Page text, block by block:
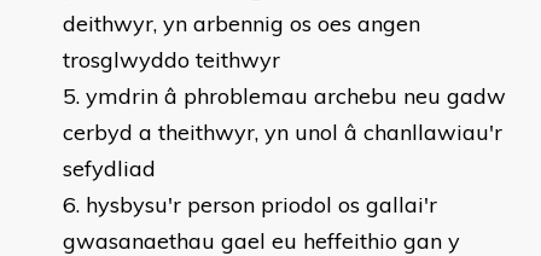
deithwyr, yn arbennig os oes angen
trosglwyddo teithwyr
ymdrin â phroblemau archebu neu gadw
cerbyd a theithwyr, yn unol â chanllawiau'r
sefydliad
hysbysu'r person priodol os gallai'r
gwasanaethau gael eu heffeithio gan y